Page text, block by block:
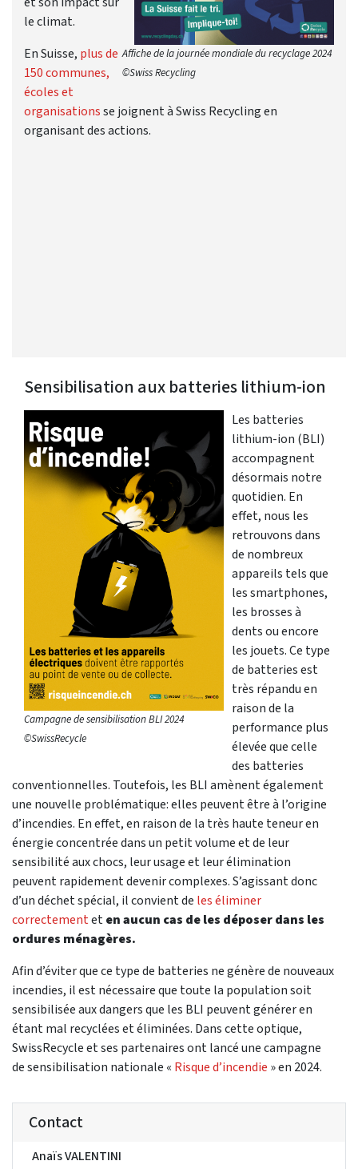
Affiche de la journée mondiale du recyclage 2024
©Swiss Recycling
le climat.
En Suisse, plus de
150 communes,
écoles et
organisationsse joignent à Swiss Recycling en
organisant des actions.
Sensibilisation aux batteries lithium-ion
Campagne de sensibilisation BLI 2024
©SwissRecycle
Les batteries
lithium-ion (BLI)
accompagnent
désormais notre
quotidien. En
effet, nous les
retrouvons dans
de nombreux
appareils tels que
les smartphones,
les brosses à
dents ou encore
les jouets. Ce type
de batteries est
très répandu en
raison de la
performance plus
élevée que celle
des batteries
conventionnelles. Toutefois, les BLI amènent également
une nouvelle problématique: elles peuvent être à l’origine
d’incendies. En effet, en raison de la très haute teneur en
énergie concentrée dans un petit volume et de leur
sensibilité aux chocs, leur usage et leur élimination
peuvent rapidement devenir complexes. S’agissant donc
d’un déchet spécial, il convient de les éliminer
correctementeten aucun cas de les déposer dans les
ordures ménagères.
Afin d’éviter que ce type de batteries ne génère de nouveaux
incendies, il est nécessaire que toute la population soit
sensibilisée aux dangers que les BLI peuvent générer en
étant mal recyclées et éliminées. Dans cette optique,
SwissRecycle et ses partenaires ont lancé une campagne
de sensibilisation nationale « Risque d’incendie » en 2024.
Contact
Anaïs VALENTINI